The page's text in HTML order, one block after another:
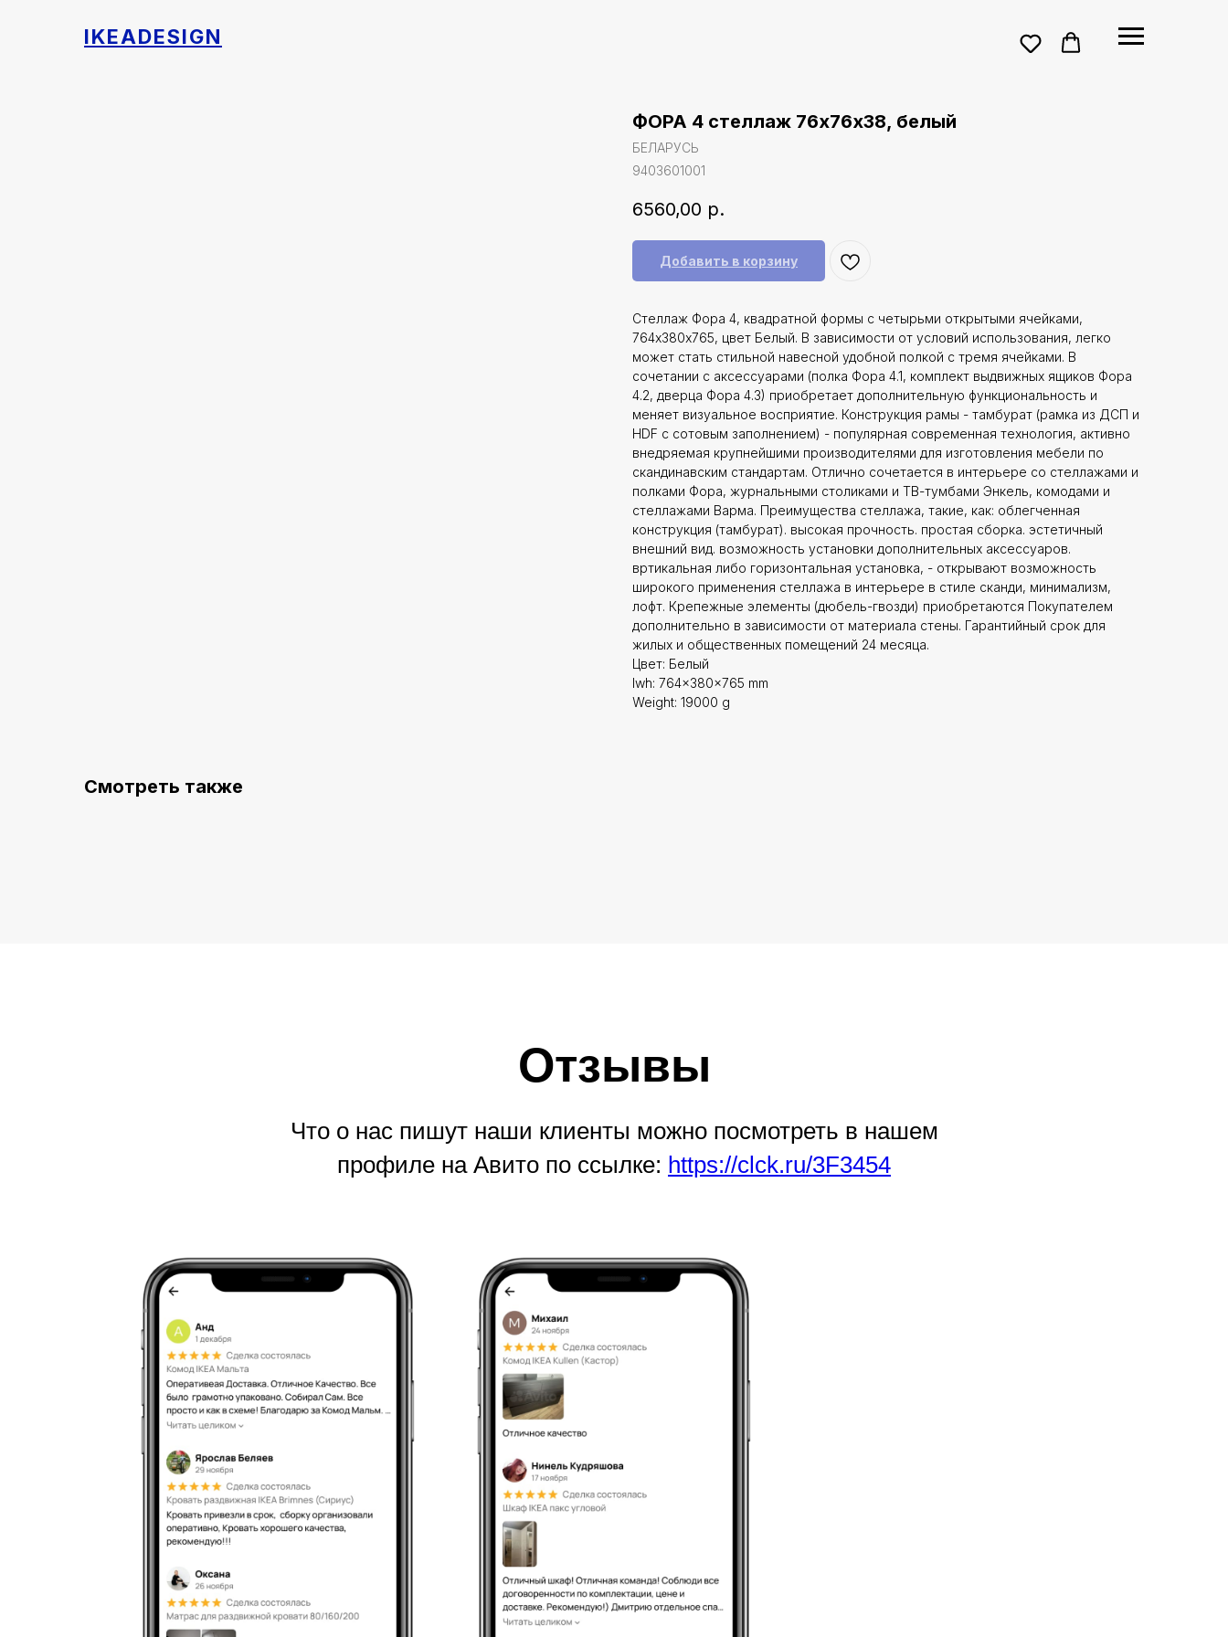
IKEADESIGN
ФОРА 4 стеллаж 76х76х38, белый
БЕЛАРУСЬ
9403601001
6560,00 р.
Добавить в корзину
Стеллаж Фора 4, квадратной формы с четырьми открытыми ячейками,
764х380х765, цвет Белый. В зависимости от условий использования, легко
может стать стильной навесной удобной полкой с тремя ячейками. В
сочетании с аксессуарами (полка Фора 4.1, комплект выдвижных ящиков Фора
4.2, дверца Фора 4.3) приобретает дополнительную функциональность и
меняет визуальное восприятие. Конструкция рамы - тамбурат (рамка из ДСП и
HDF с сотовым заполнением) - популярная современная технология, активно
внедряемая крупнейшими производителями для изготовления мебели по
скандинавским стандартам. Отлично сочетается в интерьере со стеллажами и
полками Фора, журнальными столиками и ТВ-тумбами Энкель, комодами и
стеллажами Варма. Преимущества стеллажа, такие, как: облегченная
конструкция (тамбурат). высокая прочность. простая сборка. эстетичный
внешний вид. возможность установки дополнительных аксессуаров.
вртикальная либо горизонтальная установка, - открывают возможность
широкого применения стеллажа в интерьере в стиле сканди, минимализм,
лофт. Крепежные элементы (дюбель-гвозди) приобретаются Покупателем
дополнительно в зависимости от материала стены. Гарантийный срок для
жилых и общественных помещений 24 месяца.
Цвет: Белый
lwh: 764x380x765 mm
Weight: 19000 g
Смотреть также
Что о нас пишут наши клиенты можно посмотреть в нашем
профиле на Авито по ссылке: https://clck.ru/3F3454
Отзывы